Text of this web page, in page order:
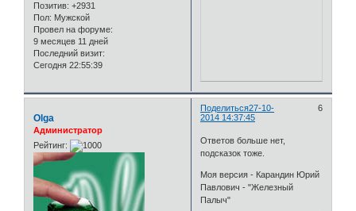
Позитив: +2931
Пол: Мужской
Провел на форуме:
9 месяцев 11 дней
Последний визит:
Сегодня 22:55:39
Поделиться 6
27-10-
2014 14:37:45
Olga
Администратор
Рейтинг:
Ответов больше нет,
подсказок тоже.
Моя версия - Карандин Юрий
Павлович - "Железный
Палыч"